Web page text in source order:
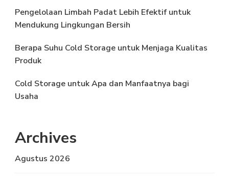
Pengelolaan Limbah Padat Lebih Efektif untuk
Mendukung Lingkungan Bersih
Berapa Suhu Cold Storage untuk Menjaga Kualitas
Produk
Cold Storage untuk Apa dan Manfaatnya bagi
Usaha
Archives
Agustus 2026